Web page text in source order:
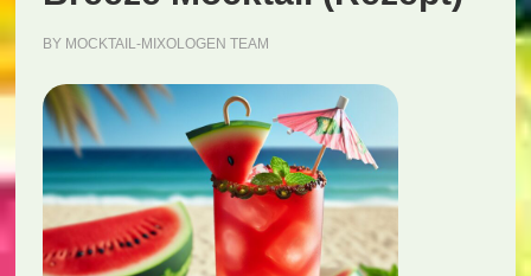
BY MOCKTAIL-MIXOLOGEN TEAM